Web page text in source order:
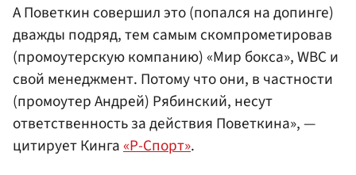
А Поветкин совершил это (попался на допинге)
дважды подряд, тем самым скомпрометировав
(промоутерскую компанию) «Мир бокса», WBC и
свой менеджмент. Потому что они, в частности
(промоутер Андрей) Рябинский, несут
ответственность за действия Поветкина», —
цитирует Кинга«Р-Спорт».